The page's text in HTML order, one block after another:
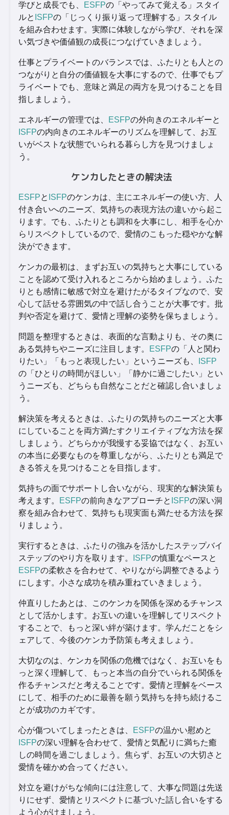
学びと成長でも、 ESFPの「やってみて覚える」スタイ
ルと ISFPの「じっくり振り返って理解する」スタイル
を組み合わせます。実際に体験しながら学び、それを深
い気づきや価値観の成長につなげていきましょう。
仕事とプライベートのバランスでは、ふたりとも人との
つながりと自分の価値観を大事にするので、仕事でもプ
ライベートでも、意味と満足の両方を見つけることを目
指しましょう。
エネルギーの管理では、 ESFPの外向きのエネルギーと
ISFPの内向きのエネルギーのリズムを理解して、お互
いがベストな状態でいられる暮らし方を見つけましょ
う。
ケンカしたときの解決法
ESFPと ISFPのケンカは、主にエネルギーの使い方、人
付き合いへのニーズ、気持ちの表現方法の違いから起こ
ります。でも、ふたりとも調和を大事にし、相手を心か
らリスペクトしているので、愛情のこもった穏やかな解
決ができます。
ケンカの最初は、まずお互いの気持ちと大事にしている
ことを認めて受け入れるところから始めましょう。ふた
りとも感情に敏感で対立を避けたがるタイプなので、安
心して話せる雰囲気の中で話し合うことが大事です。批
判や否定を避けて、愛情と理解の姿勢を保ちましょう。
問題を整理するときは、表面的な言動よりも、その奥に
ある気持ちやニーズに注目します。
ESFPの「人と関わ
りたい」「もっと表現したい」というニーズも、
ISFP
の「ひとりの時間がほしい」「静かに過ごしたい」とい
うニーズも、どちらも自然なことだと確認し合いましょ
う。
解決策を考えるときは、ふたりの気持ちのニーズと大事
にしていることを両方満たすクリエイティブな方法を探
しましょう。どちらかが我慢する妥協ではなく、お互い
の本当に必要なものを尊重しながら、ふたりとも満足で
きる答えを見つけることを目指します。
気持ちの面でサポートし合いながら、現実的な解決策も
考えます。
ESFPの前向きなアプローチと ISFPの深い洞
察を組み合わせて、気持ちも現実面も満たせる方法を探
りましょう。
実行するときは、ふたりの強みを活かしたステップバイ
ステップのやり方を取ります。
ISFPの慎重なペースと
ESFPの柔軟さを合わせて、やりながら調整できるよう
にします。小さな成功を積み重ねていきましょう。
仲直りしたあとは、このケンカを関係を深めるチャンス
として活かします。お互いの違いを理解してリスペクト
することで、もっと深い絆が築けます。学んだことをシ
ェアして、今後のケンカ予防策も考えましょう。
大切なのは、ケンカを関係の危機ではなく、お互いをも
っと深く理解して、もっと本当の自分でいられる関係を
作るチャンスだと考えることです。愛情と理解をベース
にして、相手のために最善を願う気持ちを持ち続けるこ
とが成功のカギです。
心が傷ついてしまったときは、 ESFPの温かい慰めと
ISFPの深い理解を合わせて、愛情と気配りに満ちた癒
しの時間を過ごしましょう。焦らず、お互いの大切さと
愛情を確かめ合ってください。
対立を避けがちな傾向には注意して、大事な問題は先送
りにせず、愛情とリスペクトに基づいた話し合いをする
よう心がけましょう。